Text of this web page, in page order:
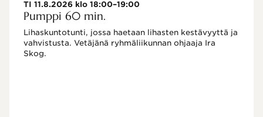
TI 11.8.2026 klo 18:00–19:00
Pumppi 60 min.
Lihaskuntotunti, jossa haetaan lihasten kestävyyttä ja
vahvistusta. Vetäjänä ryhmäliikunnan ohjaaja Ira
Skog.